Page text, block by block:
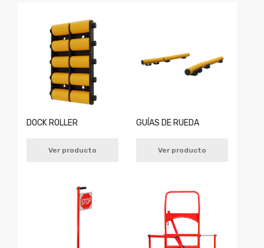
DOCK ROLLER
Ver producto
GUÍAS DE RUEDA
Ver producto